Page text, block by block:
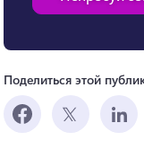
Поделиться этой